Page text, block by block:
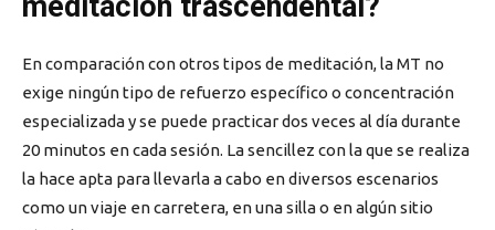
En comparación con otros tipos de meditación, la MT no
exige ningún tipo de refuerzo específico o concentración
especializada y se puede practicar dos veces al día durante
20 minutos en cada sesión. La sencillez con la que se realiza
la hace apta para llevarla a cabo en diversos escenarios
como un viaje en carretera, en una silla o en algún sitio